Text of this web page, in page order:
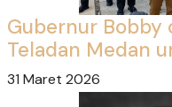
Gubernur Bobby
Teladan Medan
31 Maret 2026